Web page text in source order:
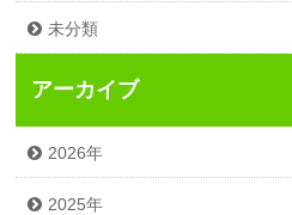
未分類
アーカイブ
2026年
2025年